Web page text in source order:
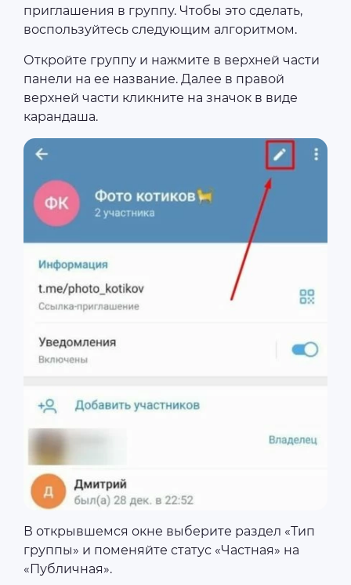
приглашения в группу. Чтобы это сделать,
воспользуйтесь следующим алгоритмом.
Откройте группу и нажмите в верхней части
панели на ее название. Далее в правой
верхней части кликните на значок в виде
карандаша.
В открывшемся окне выберите раздел «Тип
группы» и поменяйте статус «Частная» на
«Публичная».